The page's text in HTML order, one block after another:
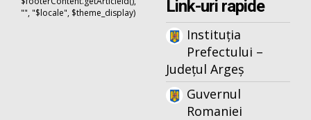
"", "$locale", $theme_display)
Link-uri rapide
Instituția
Prefectului –
Județul Argeș
Guvernul
Romaniei